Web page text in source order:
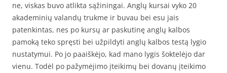
ne, viskas buvo atlikta sąžiningai. Anglų kursai vyko 20
akademinių valandų trukme ir buvau bei esu jais
patenkintas, nes po kursų ar paskutinę anglų kalbos
pamoką teko spręsti bei užpildyti anglų kalbos testą lygio
nustatymui. Po jo paaiškėjo, kad mano lygis šoktelėjo dar
vienu. Todėl po pažymėjimo įteikimų bei dovanų įteikimo